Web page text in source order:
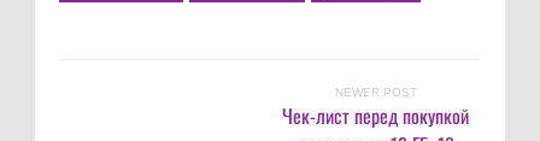
NEWER POST
Чек-лист перед покупкой